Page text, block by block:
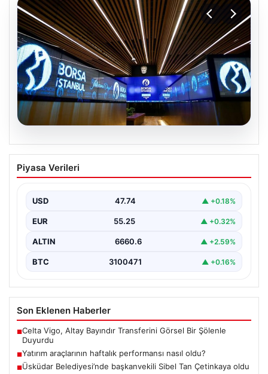
06.08.2026
Yatırım araçlarının haftalık performansı
nasıl oldu?
Piyasa Verileri
USD 47.74 ▲ +0.18%
EUR 55.25 ▲ +0.32%
ALTIN 6660.6 ▲ +2.59%
BTC 3100471 ▲ +0.16%
Son Eklenen Haberler
■Celta Vigo, Altay Bayındır Transferini Görsel Bir Şölenle
Duyurdu
■Yatırım araçlarının haftalık performansı nasıl oldu?
■Üsküdar Belediyesi’nde başkanvekili Sibel Tan Çetinkaya oldu